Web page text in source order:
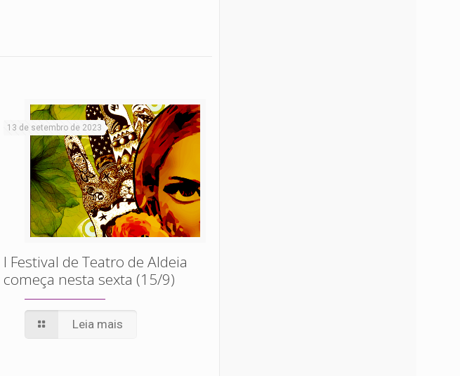
13 de setembro de 2023
I Festival de Teatro de Aldeia
começa nesta sexta (15/9)
Leia mais